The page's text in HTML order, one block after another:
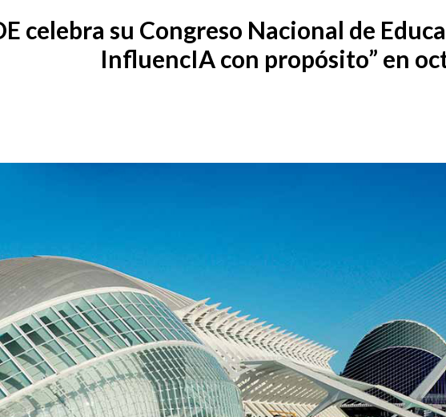
celebra su Congreso Nacional de
InfluencIA con propósito” en